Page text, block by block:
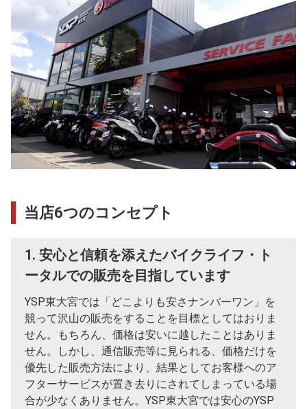
当店6つのコンセプト
1. 安心と信頼を添えたバイクライフ・ト
ータルでの販売を目指しています
YSP東大宮では「どこよりも安さナンバーワン」を
競って沢山の販売をすることを目標としてはおりま
せん。もちろん、価格は安いに越したことはありま
せん。しかし、通信販売等に見られる、価格だけを
優先した販売方法により、結果としてお客様へのア
フターサービスが置き去りにされてしまっている場
合が少なくありません。YSP東大宮では安心のYSP